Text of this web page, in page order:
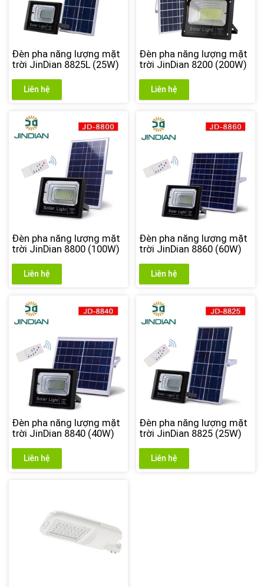
Đèn pha năng lượng mặt
trời JinDian 8825L (25W)
Liên hệ
Đèn pha năng lượng mặt
trời JinDian 8200 (200W)
Liên hệ
Đèn pha năng lượng mặt
trời JinDian 8800 (100W)
Liên hệ
Đèn pha năng lượng mặt
trời JinDian 8860 (60W)
Liên hệ
Đèn pha năng lượng mặt
trời JinDian 8840 (40W)
Liên hệ
Đèn pha năng lượng mặt
trời JinDian 8825 (25W)
Liên hệ